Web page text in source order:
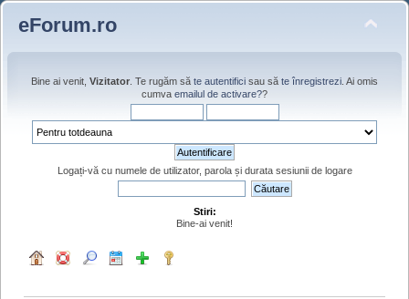
eForum.ro
Bine ai venit, Vizitator . Te rugăm să te autentifici sau să te înregistrezi . Ai omis
cumva emailul de activare??
Logați-vă cu numele de utilizator, parola și durata sesiunii de logare
Stiri:
Bine-ai venit!